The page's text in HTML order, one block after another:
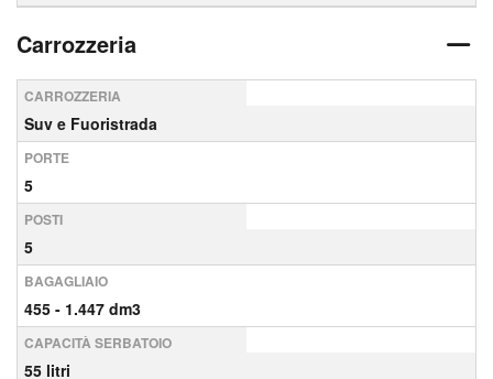
Carrozzeria
CARROZZERIA
Suv e Fuoristrada
PORTE
5
POSTI
5
BAGAGLIAIO
455 - 1.447 dm3
CAPACITÀ SERBATOIO
55 litri